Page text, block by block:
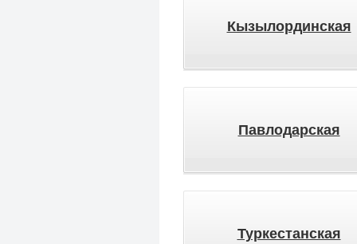
Кызылординская
Павлодарская
Туркестанская